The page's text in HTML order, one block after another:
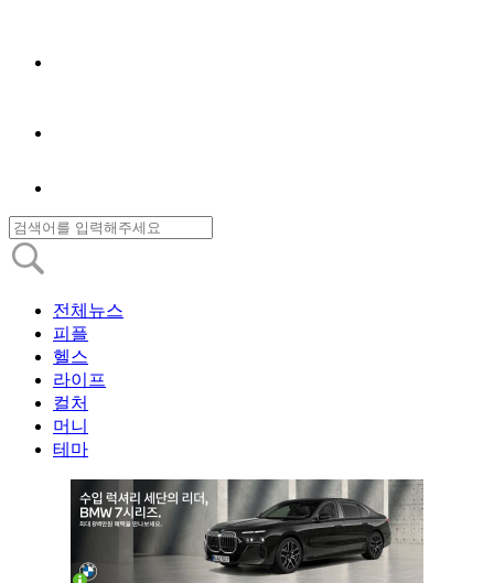
전체뉴스
피플
헬스
라이프
컬처
머니
테마